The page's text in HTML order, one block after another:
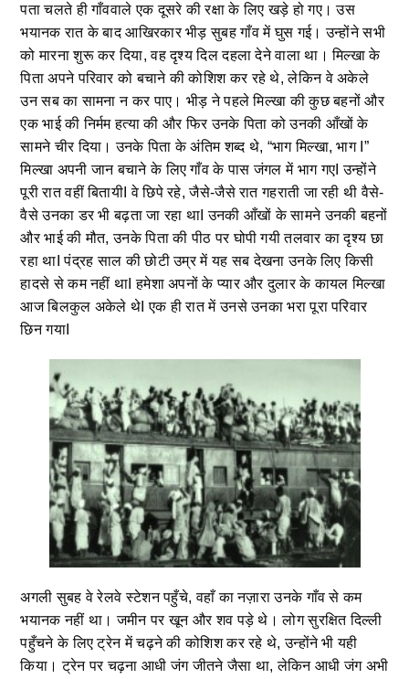
पता चलते ही गाँववाले एक दूसरे की रक्षा के लिए खड़े हो गए। उस
भयानक रात के बाद आखिरकार भीड़ सुबह गाँव में घुस गई। उन्होंने सभी
को मारना शुरू कर दिया, वह दृश्य दिल दहला देने वाला था। मिल्खा के
पिता अपने परिवार को बचाने की कोशिश कर रहे थे, लेकिन वे अकेले
उन सब का सामना न कर पाए। भीड़ ने पहले मिल्खा की कुछ बहनों और
एक भाई की निर्मम हत्या की और फिर उनके पिता को उनकी आँखों के
सामने चीर दिया। उनके पिता के अंतिम शब्द थे, “भाग मिल्खा, भाग I”
मिल्खा अपनी जान बचाने के लिए गाँव के पास जंगल में भाग गएI उन्होंने
पूरी रात वहीं बितायीI वे छिपे रहे, जैसे-जैसे रात गहराती जा रही थी वैसे-
वैसे उनका डर भी बढ़ता जा रहा थाI उनकी आँखों के सामने उनकी बहनों
और भाई की मौत, उनके पिता की पीठ पर घोपी गयी तलवार का दृश्य छा
रहा थाI पंद्रह साल की छोटी उम्र में यह सब देखना उनके लिए किसी
हादसे से कम नहीं थाI हमेशा अपनों के प्यार और दुलार के कायल मिल्खा
आज बिलकुल अकेले थेI एक ही रात में उनसे उनका भरा पूरा परिवार
छिन गयाI
अगली सुबह वे रेलवे स्टेशन पहुँचे, वहाँ का नज़ारा उनके गाँव से कम
भयानक नहीं था। जमीन पर खून और शव पड़े थे। लोग सुरक्षित दिल्ली
पहुँचने के लिए ट्रेन में चढ़ने की कोशिश कर रहे थे, उन्होंने भी यही
किया। ट्रेन पर चढ़ना आधी जंग जीतने जैसा था, लेकिन आधी जंग अभी